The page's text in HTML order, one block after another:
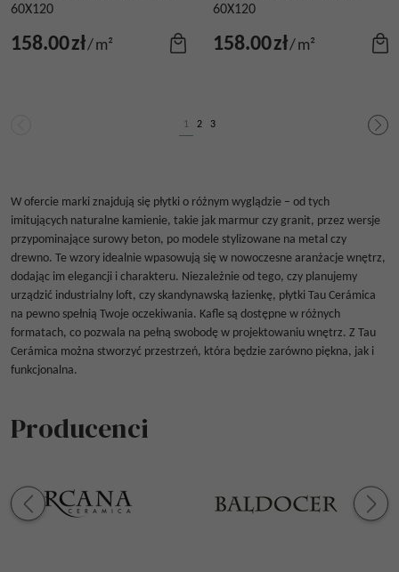
60X120
158.00zł/m²
60X120
158.00zł/m²
1 2 3
W ofercie marki znajdują się płytki o różnym wyglądzie – od tych
imitujących naturalne kamienie, takie jak marmur czy granit, przez wersje
przypominające surowy beton, po modele stylizowane na metal czy
drewno. Te wzory idealnie wpasowują się w nowoczesne aranżacje wnętrz,
dodając im elegancji i charakteru. Niezależnie od tego, czy planujemy
urządzić industrialny loft, czy skandynawską łazienkę, płytki Tau Cerámica
na pewno spełnią Twoje oczekiwania. Kafle są dostępne w różnych
formatach, co pozwala na pełną swobodę w projektowaniu wnętrz. Z Tau
Cerámica można stworzyć przestrzeń, która będzie zarówno piękna, jak i
funkcjonalna.
Producenci